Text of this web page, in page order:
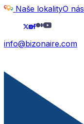
Naše lokalityO nás
info@bizonaire.com